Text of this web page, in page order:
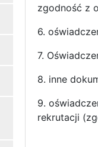
zgodność z
6.
7.
8. inne
9.
rekrutacji